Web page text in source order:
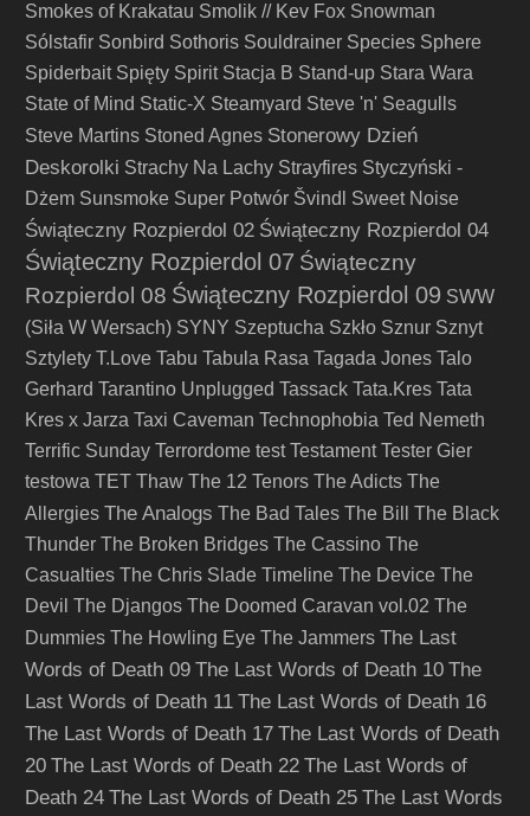
Smokes of Krakatau Smolik // Kev Fox Snowman
Sólstafir Sonbird Sothoris Souldrainer Species Sphere
Spiderbait Spięty Spirit Stacja B Stand-up Stara Wara
State of Mind Static-X Steamyard Steve 'n' Seagulls
Steve Martins Stoned Agnes Stonerowy Dzień
Deskorolki Strachy Na Lachy Strayfires Styczyński -
Dżem Sunsmoke Super Potwór Švindl Sweet Noise
Świąteczny Rozpierdol 02 Świąteczny Rozpierdol 04
Świąteczny Rozpierdol 07 Świąteczny
Rozpierdol 08 Świąteczny Rozpierdol 09 SWW
(Siła W Wersach) SYNY Szeptucha Szkło Sznur Sznyt
Sztylety T.Love Tabu Tabula Rasa Tagada Jones Talo
Gerhard Tarantino Unplugged Tassack Tata.Kres Tata
Kres x Jarza Taxi Caveman Technophobia Ted Nemeth
Terrific Sunday Terrordome test Testament Tester Gier
testowa TET Thaw The 12 Tenors The Adicts The
Allergies The Analogs The Bad Tales The Bill
The Black
Thunder The Broken Bridges The Cassino The
Casualties The Chris Slade Timeline The Device The
Devil The Djangos The Doomed Caravan vol.02 The
Dummies The Howling Eye The Jammers The Last
Words of Death 09 The Last Words of Death 10 The
Last Words of Death 11 The Last Words of Death 16
The Last Words of Death 17 The Last Words of Death
20 The Last Words of Death 22 The Last Words of
Death 24 The Last Words of Death 25 The Last Words